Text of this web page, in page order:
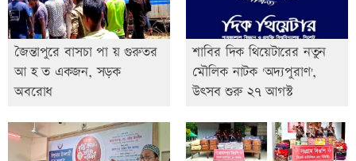
জৈন্তাপুরে বাসচা পা য় গুরুতর
আ হ ত একজন, সড়ক
অবরোধ
শাবির দিক থিয়েটারের নতুন
মৌলিক নাটক 'অদ্যপুরাণ',
উৎসব শুরু ২৭ আগস্ট